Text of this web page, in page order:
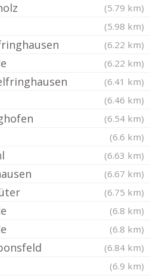
(5.79 km)
(5.98 km)
(6.22 km)
(6.22 km)
(6.41 km)
(6.46 km)
(6.54 km)
(6.6 km)
(6.63 km)
(6.67 km)
(6.75 km)
(6.8 km)
(6.8 km)
(6.84 km)
(6.9 km)